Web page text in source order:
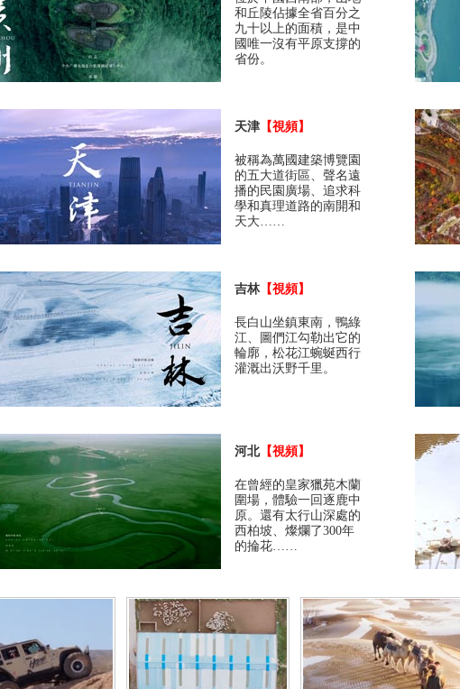
和丘陵佔據全省百分之
九十以上的面積，是中
國唯一沒有平原支撐的
省份。
天津 【視頻】
被稱為萬國建築博覽園
的五大道街區、聲名遠
播的民園廣場、追求科
學和真理道路的南開和
天大……
吉林【視頻】
長白山坐鎮東南，鴨綠
江、圖們江勾勒出它的
輪廓，松花江蜿蜒西行
灌溉出沃野千里。
河北【視頻】
在曾經的皇家獵苑木蘭
圍場，體驗一回逐鹿中
原。還有太行山深處的
西柏坡、燦爛了300年
的掄花……